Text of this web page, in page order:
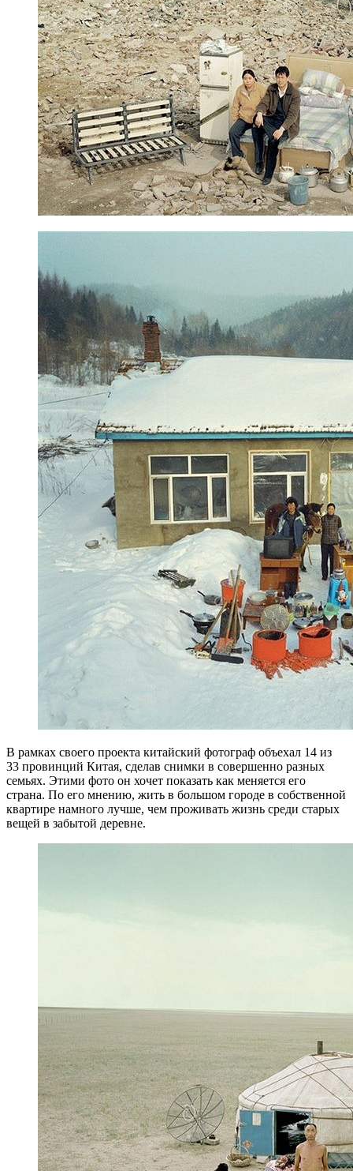
В рамках своего проекта китайский фотограф объехал 14 из
33 провинций Китая, сделав снимки в совершенно разных
семьях. Этими фото он хочет показать как меняется его
страна. По его мнению, жить в большом городе в собственной
квартире намного лучше, чем проживать жизнь среди старых
вещей в забытой деревне.